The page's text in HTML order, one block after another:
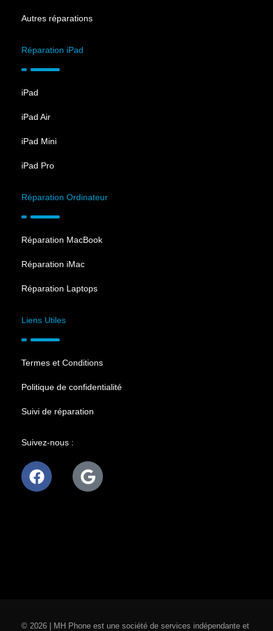
Autres réparations
Réparation iPad
iPad
iPad Air
iPad Mini
iPad Pro
Réparation Ordinateur
Réparation MacBook
Réparation iMac
Réparation Laptops
Liens Utiles
Termes et Conditions
Politique de confidentialité
Suivi de réparation
Suivez-nous :
© 2026 | MH Phone est une société de services indépendante et